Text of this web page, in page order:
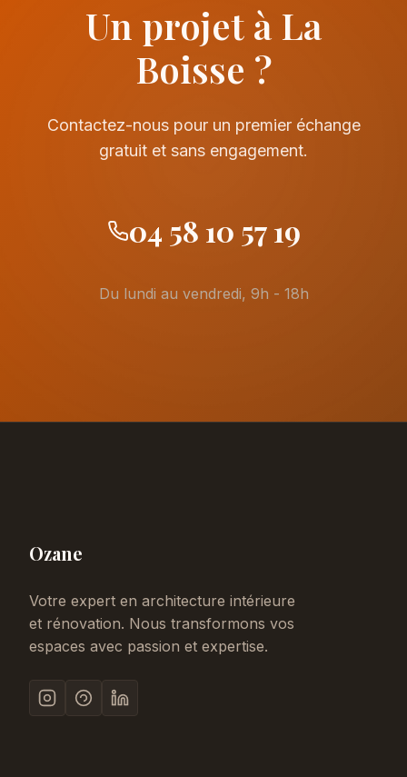
Un projet à La
Boisse ?
Contactez-nous pour un premier échange
gratuit et sans engagement.
04 58 10 57 19
Du lundi au vendredi, 9h - 18h
Ozane
Votre expert en architecture intérieure
et rénovation. Nous transformons vos
espaces avec passion et expertise.